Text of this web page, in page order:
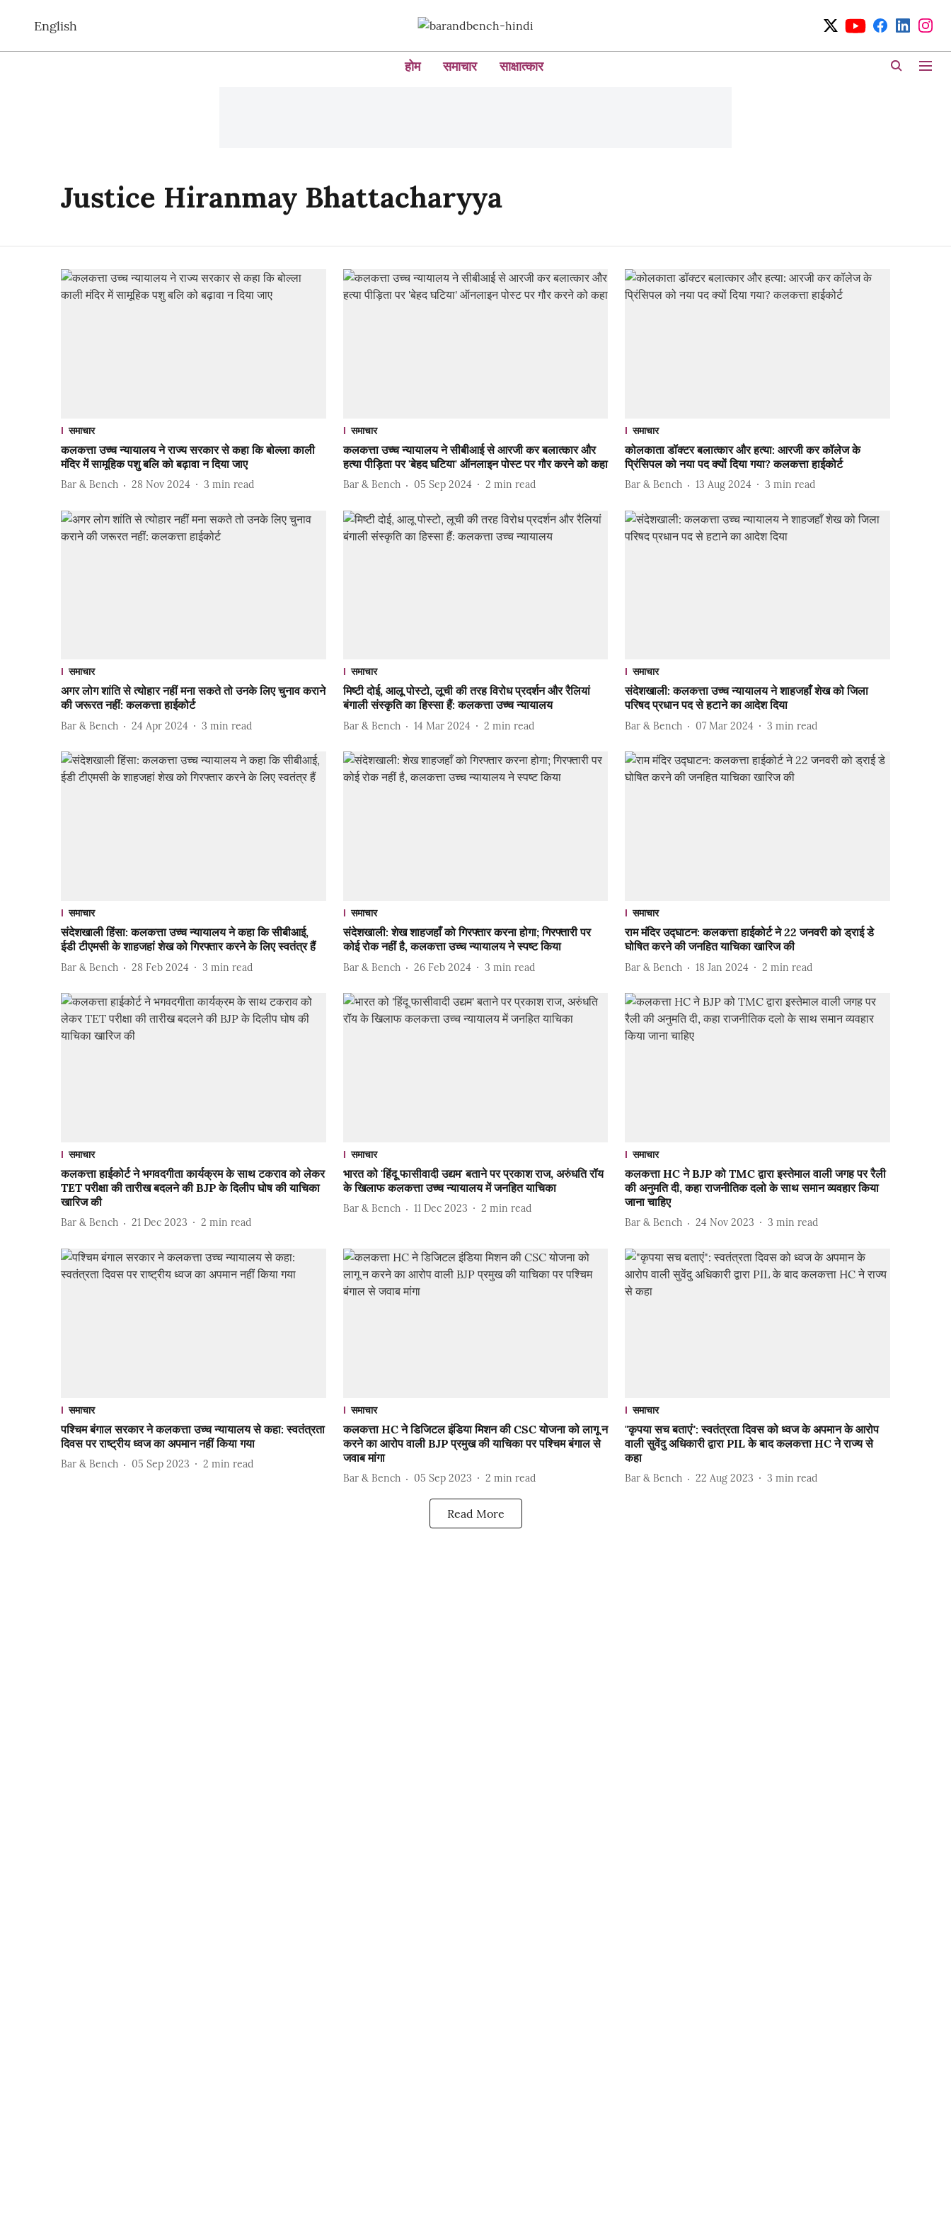
English
होम समाचार साक्षात्कार
Justice Hiranmay Bhattacharyya
समाचार
कलकत्ता उच्च न्यायालय ने राज्य सरकार से कहा कि बोल्ला काली
मंदिर में सामूहिक पशु बलि को बढ़ावा न दिया जाए
Bar & Bench 28 Nov 2024 3 min read
समाचार
कलकत्ता उच्च न्यायालय ने सीबीआई से आरजी कर बलात्कार और
हत्या पीड़िता पर 'बेहद घटिया' ऑनलाइन पोस्ट पर गौर करने को कहा
Bar & Bench 05 Sep 2024 2 min read
समाचार
कोलकाता डॉक्टर बलात्कार और हत्या: आरजी कर कॉलेज के
प्रिंसिपल को नया पद क्यों दिया गया? कलकत्ता हाईकोर्ट
Bar & Bench 13 Aug 2024 3 min read
समाचार
अगर लोग शांति से त्योहार नहीं मना सकते तो उनके लिए चुनाव कराने
की जरूरत नहीं: कलकत्ता हाईकोर्ट
Bar & Bench 24 Apr 2024 3 min read
समाचार
मिष्टी दोई, आलू पोस्टो, लूची की तरह विरोध प्रदर्शन और रैलियां
बंगाली संस्कृति का हिस्सा हैं: कलकत्ता उच्च न्यायालय
Bar & Bench 14 Mar 2024 2 min read
समाचार
संदेशखाली: कलकत्ता उच्च न्यायालय ने शाहजहाँ शेख को जिला
परिषद प्रधान पद से हटाने का आदेश दिया
Bar & Bench 07 Mar 2024 3 min read
समाचार
संदेशखाली हिंसा: कलकत्ता उच्च न्यायालय ने कहा कि सीबीआई,
ईडी टीएमसी के शाहजहां शेख को गिरफ्तार करने के लिए स्वतंत्र हैं
Bar & Bench 28 Feb 2024 3 min read
समाचार
संदेशखाली: शेख शाहजहाँ को गिरफ्तार करना होगा; गिरफ्तारी पर
कोई रोक नहीं है, कलकत्ता उच्च न्यायालय ने स्पष्ट किया
Bar & Bench 26 Feb 2024 3 min read
समाचार
राम मंदिर उद्घाटन: कलकत्ता हाईकोर्ट ने 22 जनवरी को ड्राई डे
घोषित करने की जनहित याचिका खारिज की
Bar & Bench 18 Jan 2024 2 min read
समाचार
कलकत्ता हाईकोर्ट ने भगवदगीता कार्यक्रम के साथ टकराव को लेकर
TET परीक्षा की तारीख बदलने की BJP के दिलीप घोष की याचिका
खारिज की
Bar & Bench 21 Dec 2023 2 min read
समाचार
भारत को 'हिंदू फासीवादी उद्यम' बताने पर प्रकाश राज, अरुंधति रॉय
के खिलाफ कलकत्ता उच्च न्यायालय में जनहित याचिका
Bar & Bench 11 Dec 2023 2 min read
समाचार
कलकत्ता HC ने BJP को TMC द्वारा इस्तेमाल वाली जगह पर रैली
की अनुमति दी, कहा राजनीतिक दलो के साथ समान व्यवहार किया
जाना चाहिए
Bar & Bench 24 Nov 2023 3 min read
समाचार
पश्चिम बंगाल सरकार ने कलकत्ता उच्च न्यायालय से कहा: स्वतंत्रता
दिवस पर राष्ट्रीय ध्वज का अपमान नहीं किया गया
Bar & Bench 05 Sep 2023 2 min read
समाचार
कलकत्ता HC ने डिजिटल इंडिया मिशन की CSC योजना को लागू न
करने का आरोप वाली BJP प्रमुख की याचिका पर पश्चिम बंगाल से
जवाब मांगा
Bar & Bench 05 Sep 2023 2 min read
समाचार
"कृपया सच बताएं": स्वतंत्रता दिवस को ध्वज के अपमान के आरोप
वाली सुवेंदु अधिकारी द्वारा PIL के बाद कलकत्ता HC ने राज्य से
कहा
Bar & Bench 22 Aug 2023 3 min read
Read More